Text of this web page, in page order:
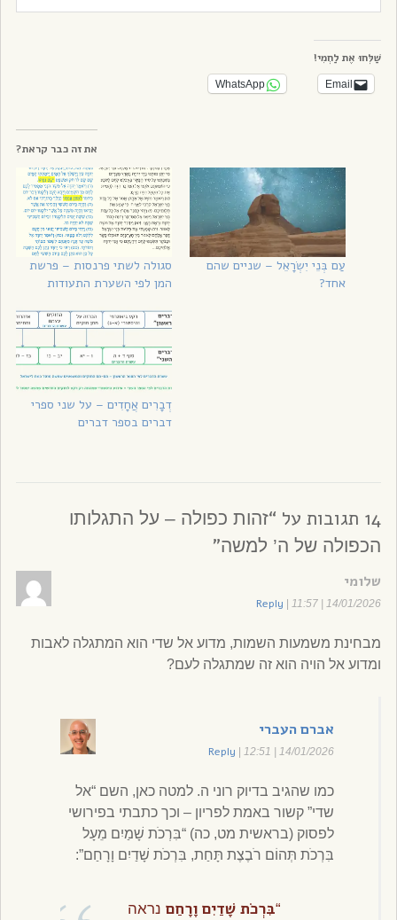
שַׁלְּחוּ אֶת לַחְמִי!
Email
WhatsApp
את זה כבר קראת?
סגולה לשתי פרנסות – פרשת
המן לפי השערת התעודות
עַם בְּנֵי יִשְׂרָאֵל – שניים שהם
אחד?
דְבָרִים אֲחָדִים – על שני ספרי
דברים בספר דברים
14 תגובות על “
זהות כפולה – על התגלותו
הכפולה של ה’ למשה”
שלומי
14/01/2026 | 11:57
|
Reply
מבחינת משמעות השמות, מדוע אל שדי הוא המתגלה לאבות
ומדוע אל הויה הוא זה שמתגלה לעם?
אברם העברי
14/01/2026 | 12:51
|
Reply
כמו שהגיב בדיוק רוני ה. למטה כאן, השם “אל
שדי” קשור באמת לפריון – וכך כתבתי בפירושי
לפסוק (בראשית מט, כה) “בִּרְכֹת שָׁמַיִם מֵעָל
בִּרְכֹת תְּהוֹם רֹבֶצֶת תָּחַת, בִּרְכֹת שָׁדַיִם וָרָחַם”:
“בִּרְכֹת שָׁדַיִם וָרָחַם נראה